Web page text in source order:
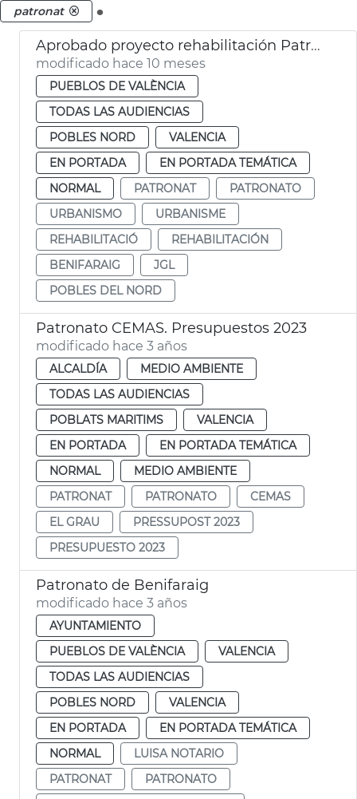
patronat
Aprobado proyecto rehabilitación Patronato Benifaraig
modificado hace 10 meses
PUEBLOS DE VALÈNCIA
TODAS LAS AUDIENCIAS
POBLES NORD
VALENCIA
EN PORTADA
EN PORTADA TEMÁTICA
NORMAL
PATRONAT
PATRONATO
URBANISMO
URBANISME
REHABILITACIÓ
REHABILITACIÓN
BENIFARAIG
JGL
POBLES DEL NORD
Patronato CEMAS. Presupuestos 2023
modificado hace 3 años
ALCALDÍA
MEDIO AMBIENTE
TODAS LAS AUDIENCIAS
POBLATS MARITIMS
VALENCIA
EN PORTADA
EN PORTADA TEMÁTICA
NORMAL
MEDIO AMBIENTE
PATRONAT
PATRONATO
CEMAS
EL GRAU
PRESSUPOST 2023
PRESUPUESTO 2023
Patronato de Benifaraig
modificado hace 3 años
AYUNTAMIENTO
PUEBLOS DE VALÈNCIA
VALENCIA
TODAS LAS AUDIENCIAS
POBLES NORD
VALENCIA
EN PORTADA
EN PORTADA TEMÁTICA
NORMAL
LUISA NOTARIO
PATRONAT
PATRONATO